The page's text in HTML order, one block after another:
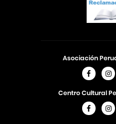
Asociación
Centro Cultural